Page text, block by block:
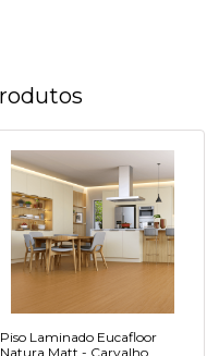
Piso Laminado Eucafloor
Natura Matt - Carvalho
Duna Cx 2,77m²